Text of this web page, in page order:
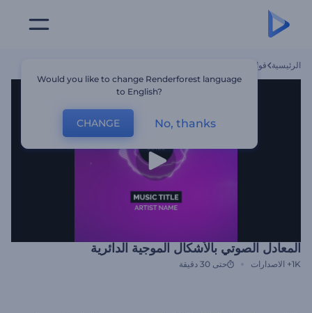
الرئيسية قوالب
المعادل الصوتي بالأشكال الموجية الدائرية
1K+ الاصدارات حتى 30 دقيقة
Would you like to change Renderforest language
to English?
CHANGE No, thanks